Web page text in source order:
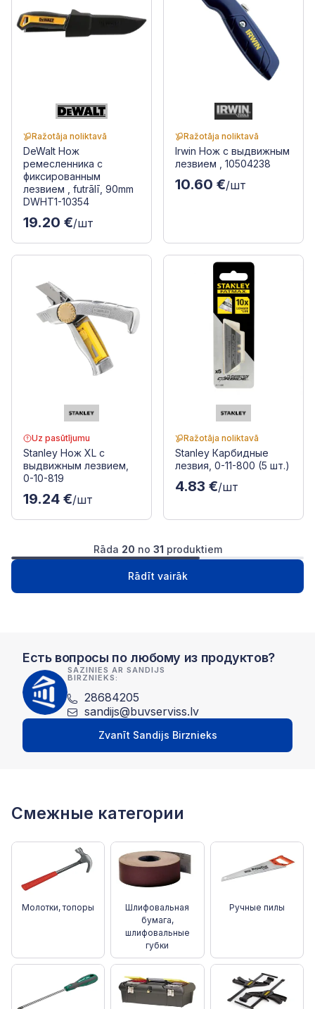
Ražotāja noliktavā
DeWalt Нож
ремесленника с
фиксированным
лезвием , futrālī, 90mm
DWHT1-10354
19.20 €/шт
Ražotāja noliktavā
Irwin Нож с выдвижным
лезвием , 10504238
10.60 €/шт
Uz pasūtījumu
Stanley Нож XL с
выдвижным лезвием,
0-10-819
19.24 €/шт
Ražotāja noliktavā
Stanley Карбидные
лезвия, 0-11-800 (5 шт.)
4.83 €/шт
Rāda 20 no 31 produktiem
Rādīt vairāk
1 2 Следущая
Есть вопросы по любому из продуктов?
SAZINIES AR SANDIJS
BIRZNIEKS:
28684205
sandijs@buvserviss.lv
Zvanīt Sandijs Birznieks
Смежные категории
Молотки, топоры
Шлифовальная
бумага,
шлифовальные
губки
Ручные пилы